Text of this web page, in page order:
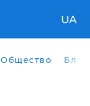
UA
Общество